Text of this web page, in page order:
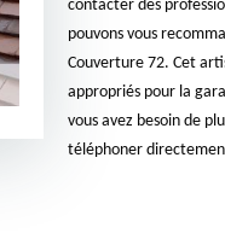
contacter des
pouvons vous
Couverture 72. Cet
appropriés pour la
vous avez besoin de
téléphoner